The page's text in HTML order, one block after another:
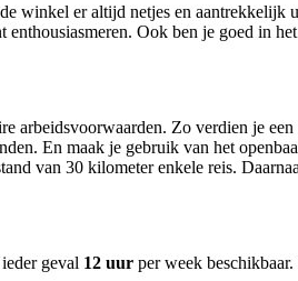
winkel er altijd netjes en aantrekkelijk
Ook ben je goed in
arbeidsvoorwaarden. Zo verdien je
En maak je gebruik van het
van 30 kilometer enkele reis.
geval 12 uur per week